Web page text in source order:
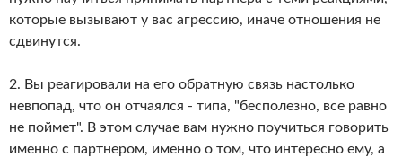
которые вызывают у вас агрессию, иначе отношения не
сдвинутся.
2. Вы реагировали на его обратную связь настолько
невпопад, что он отчаялся - типа, "бесполезно, все равно
не поймет". В этом случае вам нужно поучиться говорить
именно с партнером, именно о том, что интересно ему, а